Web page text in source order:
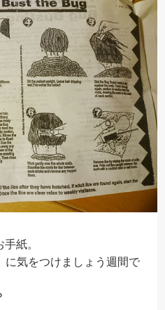
紙。
気をつけましょう週間で